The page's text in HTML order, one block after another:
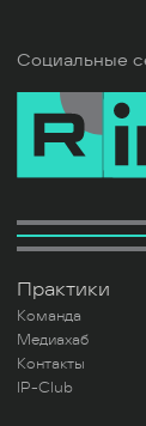
Социальные
Практики
Команда
Медиахаб
Контакты
IP-Club